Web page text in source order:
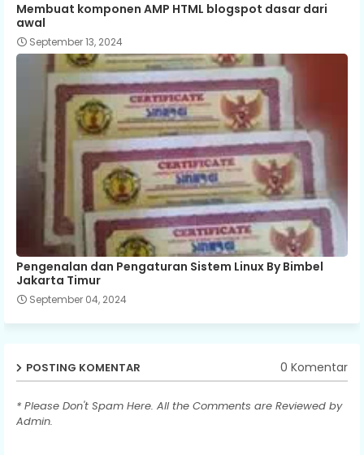
Membuat komponen AMP HTML blogspot dasar dari
awal
September 13, 2024
Pengenalan dan Pengaturan Sistem Linux By Bimbel
Jakarta Timur
September 04, 2024
POSTING KOMENTAR 0 Komentar
* Please Don't Spam Here. All the Comments are Reviewed by
Admin.